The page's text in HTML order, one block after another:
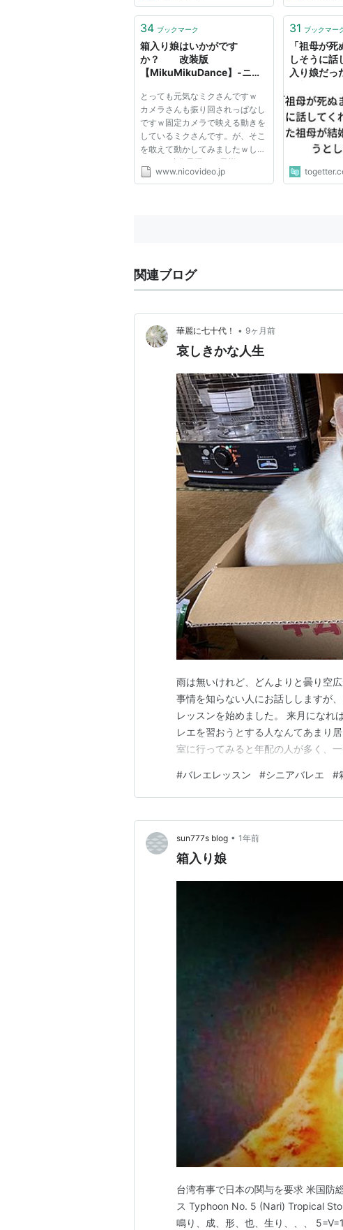
34 ブックマーク
箱入り娘はいかがです
か？ 改装版
【MikuMikuDance】‐ニコ
とっても元気なミクさんですｗ
カメラさんも振り回されっぱなし
ですｗ固定カメラで映える動きを
しているミクさんです。が、そこ
を敢えて動かしてみましたｗしか
し、CG映像界隈って異様にコン
ポジットのレベル高いです
www.nicovideo.jp
31 ブックマー
「祖母が
しそうに話
入り娘だっ
話
関連ブログ
華麗に七十代！ • 9ヶ月前
哀しきかな人生
雨は無いけれど、どんよりと曇り空
事情を知らない人にお話ししますが
レッスンを始めました。 来月になれ
レエを習おうとする人なんてあまり
室に行ってみると年配の人が多く、
ね。 私と一つ違いの人、五十代の人
在してましたの。 コレは思いがけな
#バレエレッスン #シニアバレエ #
sun777s blog • 1年前
箱入り娘
台湾有事で日本の関与を要求 米国防
ス Typhoon No. 5 (Nari) Tropical
鳴り、成、形、也、生り、、、